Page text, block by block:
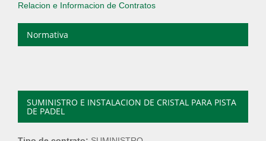
Relacion e Informacion de Contratos
Normativa
SUMINISTRO E INSTALACION DE CRISTAL PARA PISTA
DE PADEL